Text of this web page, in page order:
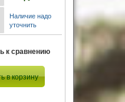
Наличие надо
уточнить
к сравнению
в корзину